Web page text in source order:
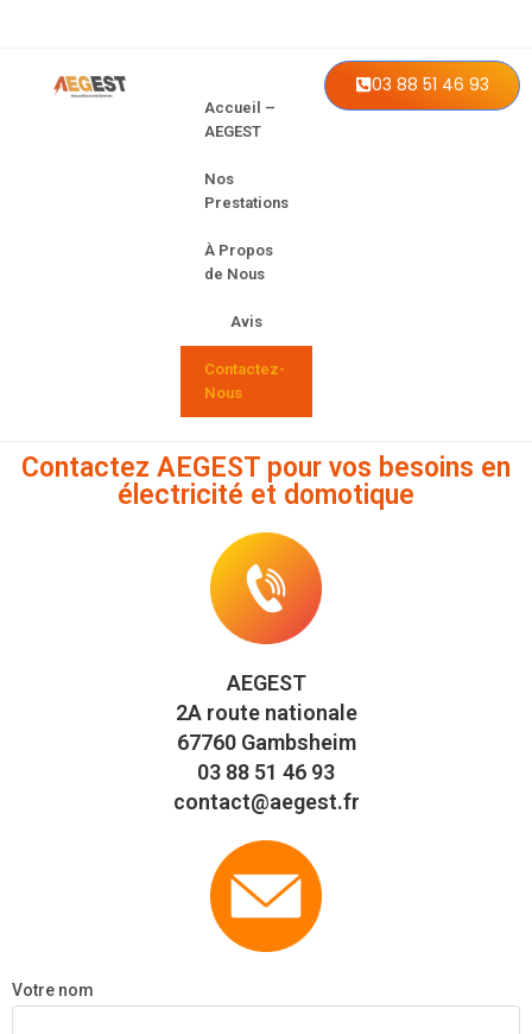
Accueil –
AEGEST
Nos
Prestations
À Propos
de Nous
Avis
Contactez-
Nous
03 88 51 46 93
Contactez AEGEST pour vos besoins en
électricité et domotique
AEGEST
2A route nationale
67760 Gambsheim
03 88 51 46 93
contact@aegest.fr
Votre nom